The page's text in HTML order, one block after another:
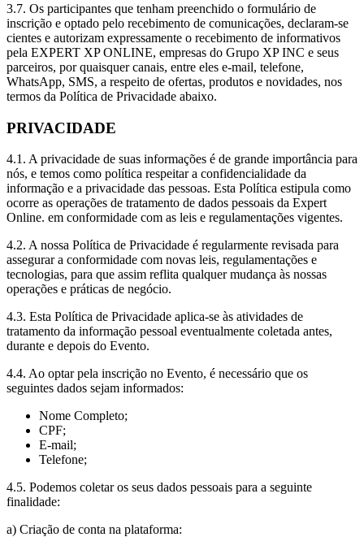
3.7. Os participantes que tenham preenchido o formulário de
inscrição e optado pelo recebimento de comunicações, declaram-se
cientes e autorizam expressamente o recebimento de informativos
pela EXPERT XP ONLINE, empresas do Grupo XP INC e seus
parceiros, por quaisquer canais, entre eles e-mail, telefone,
WhatsApp, SMS, a respeito de ofertas, produtos e novidades, nos
termos da Política de Privacidade abaixo.
PRIVACIDADE
4.1. A privacidade de suas informações é de grande importância para
nós, e temos como política respeitar a confidencialidade da
informação e a privacidade das pessoas. Esta Política estipula como
ocorre as operações de tratamento de dados pessoais da Expert
Online. em conformidade com as leis e regulamentações vigentes.
4.2. A nossa Política de Privacidade é regularmente revisada para
assegurar a conformidade com novas leis, regulamentações e
tecnologias, para que assim reflita qualquer mudança às nossas
operações e práticas de negócio.
4.3. Esta Política de Privacidade aplica-se às atividades de
tratamento da informação pessoal eventualmente coletada antes,
durante e depois do Evento.
4.4. Ao optar pela inscrição no Evento, é necessário que os
seguintes dados sejam informados:
Nome Completo;
CPF;
E-mail;
Telefone;
4.5. Podemos coletar os seus dados pessoais para a seguinte
finalidade:
a) Criação de conta na plataforma: